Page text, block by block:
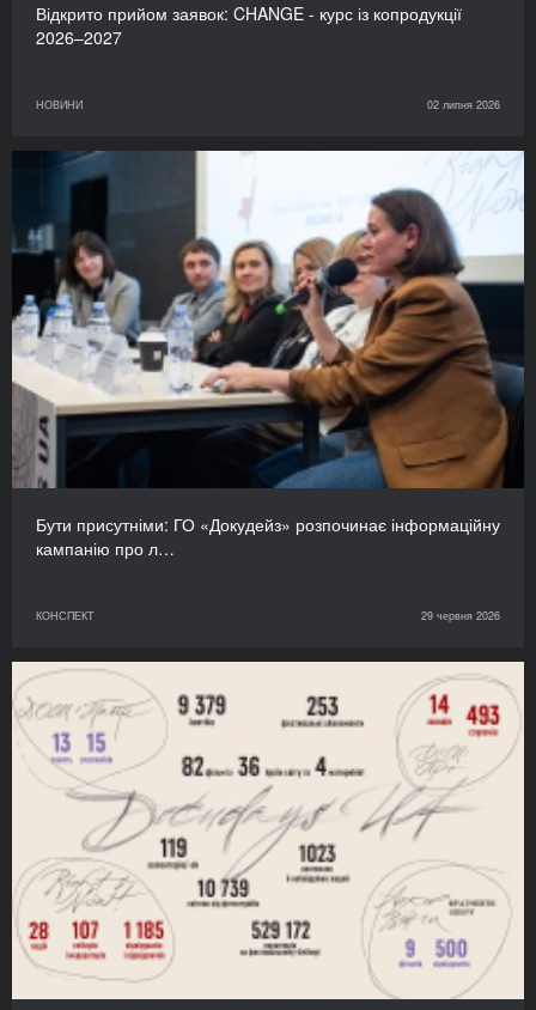
Відкрито прийом заявок: CHANGE - курс із копродукції
2026–2027
НОВИНИ 02 липня 2026
Бути присутніми: ГО «Докудейз» розпочинає інформаційну
кампанію про л…
КОНСПЕКТ 29 червня 2026